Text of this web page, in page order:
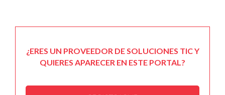
¿ERES UN PROVEEDOR DE SOLUCIONES TIC Y
QUIERES APARECER EN ESTE PORTAL?